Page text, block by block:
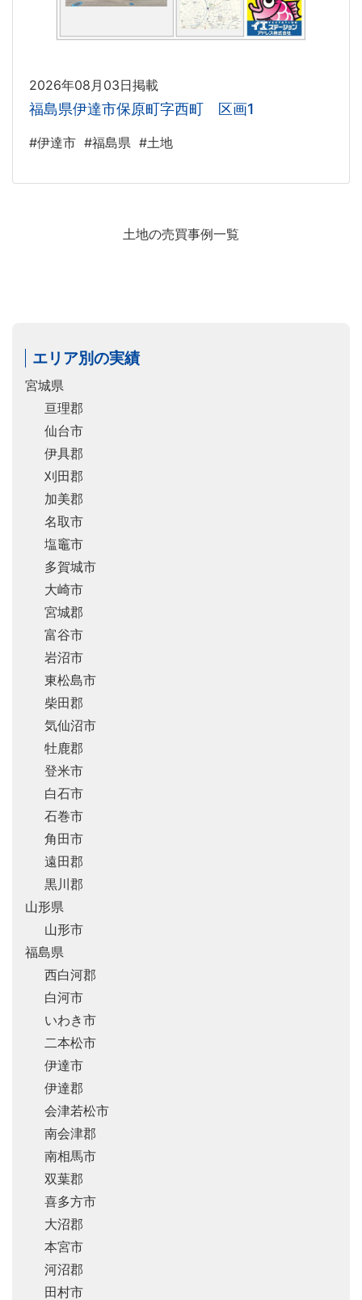
2026年08月03日掲載
福島県伊達市保原町字西町 区画1
#伊達市 #福島県 #土地
土地の売買事例一覧
エリア別の実績
宮城県
亘理郡
仙台市
伊具郡
刈田郡
加美郡
名取市
塩竈市
多賀城市
大崎市
宮城郡
富谷市
岩沼市
東松島市
柴田郡
気仙沼市
牡鹿郡
登米市
白石市
石巻市
角田市
遠田郡
黒川郡
山形県
山形市
福島県
西白河郡
白河市
いわき市
二本松市
伊達市
伊達郡
会津若松市
南会津郡
南相馬市
双葉郡
喜多方市
大沼郡
本宮市
河沼郡
田村市